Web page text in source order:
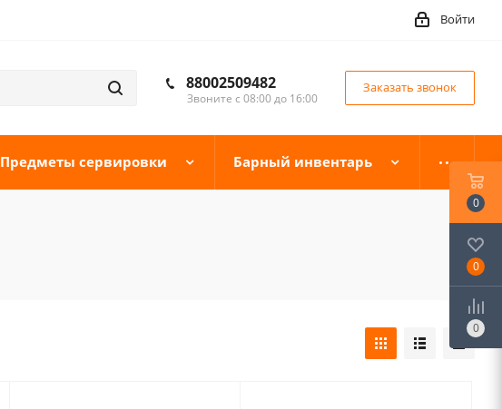
Войти
88002509482
Звоните с 08:00 до 16:00
Заказать звонок
Предметы сервировки Барный инвентарь
0
0
0